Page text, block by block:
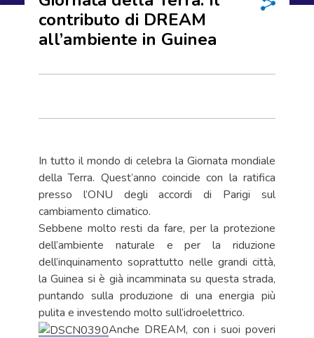
contributo di DREAM
all’ambiente in Guinea
In tutto il mondo di celebra la Giornata mondiale
della Terra. Quest’anno coincide con la ratifica
presso l’ONU degli accordi di Parigi sul
cambiamento climatico.
Sebbene molto resti da fare, per la protezione
dell’ambiente naturale e per la riduzione
dell’inquinamento soprattutto nelle grandi città,
la Guinea si è già incamminata su questa strada,
puntando sulla produzione di una energia più
pulita e investendo molto sull’idroelettrico.
Anche DREAM, con i suoi poveri